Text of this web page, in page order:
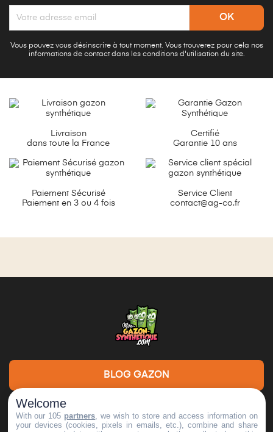
Vous pouvez vous désinscrire à tout moment. Vous trouverez pour cela nos
informations de contact dans les conditions d'utilisation du site.
Livraison
dans toute la France
Certifié
Garantie 10 ans
Paiement Sécurisé
Paiement en 3 ou 4 fois
Service Client
contact@ag-co.fr
BLOG GAZON
DEMANDE DE DEVIS
Welcome
With our 105 partners , we wish to store and access information on
your devices (cookies, pixels in emails, etc.), combine and share